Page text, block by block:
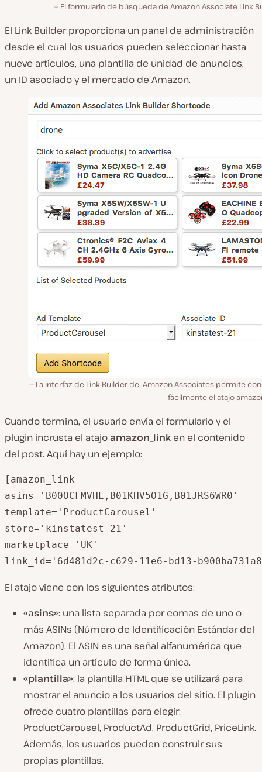
El formulario de búsqueda de Amazon Associate Link
El Link Builder proporciona un panel de administración
desde el cual los usuarios pueden seleccionar hasta
nueve artículos, una plantilla de unidad de anuncios,
un ID asociado y el mercado de Amazon.
La interfaz de Link Builder de Amazon Associates permite
fácilmente el atajo
Cuando termina, el usuario envía el formulario y el
plugin incrusta el atajoamazon_link en el contenido
del post. Aquí hay un ejemplo:
[amazon_link
asins='B00OCFMVHE,B01KHV5O1G,B01JRS6WR0'
template='ProductCarousel'
store='kinstatest-21'
marketplace='UK'
El atajo viene con los siguientes atributos:
«asins»: una lista separada por comas de uno o
más ASINs (Número de Identificación Estándar del
Amazon). El ASIN es una señal alfanumérica que
identifica un artículo de forma única.
«plantilla»: la plantilla HTML que se utilizará para
mostrar el anuncio a los usuarios del sitio. El plugin
ofrece cuatro plantillas para elegir:
ProductCarousel, ProductAd, ProductGrid, PriceLink.
Además, los usuarios pueden construir sus
propias plantillas.